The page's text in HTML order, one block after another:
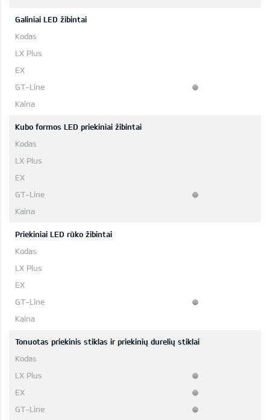
Galiniai LED žibintai
Kubo formos LED priekiniai žibintai
Priekiniai LED rūko žibintai
Tonuotas priekinis stiklas ir priekinių durelių stiklai